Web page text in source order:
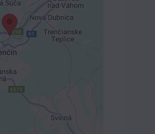
obsah?
súhlas s druhom